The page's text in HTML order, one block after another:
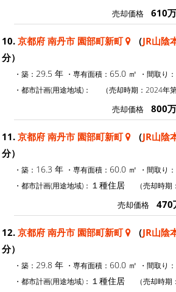
売却価格 610
10. 京都府 南丹市 園部町新町 （JR山陰
分）
・築： 29.5 年 ・専有面積： 65.0 ㎡ ・間取り：
・都市計画(用途地域)： （売却時期：2024年
売却価格 800
11. 京都府 南丹市 園部町新町 （JR山陰
分）
・築： 16.3 年 ・専有面積： 60.0 ㎡ ・間取り：
・都市計画(用途地域)： １種住居 （売却時
売却価格 470
12. 京都府 南丹市 園部町新町 （JR山陰
分）
・築： 29.8 年 ・専有面積： 60.0 ㎡ ・間取り：
・都市計画(用途地域)： １種住居 （売却時